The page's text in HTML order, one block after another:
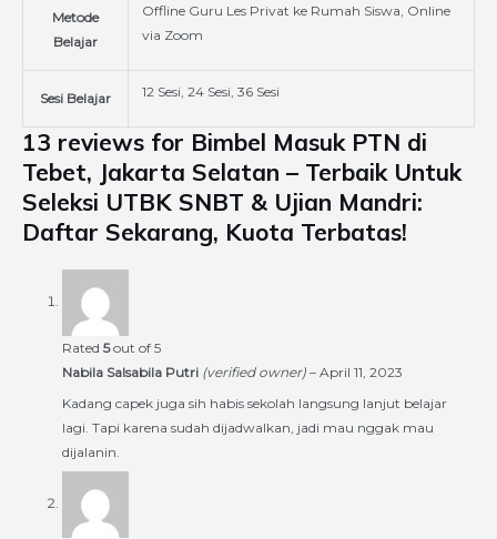
Metode
Belajar
Offline Guru Les Privat ke Rumah Siswa, Online
via Zoom
Sesi Belajar 12 Sesi, 24 Sesi, 36 Sesi
13 reviews for Bimbel Masuk PTN di
Tebet, Jakarta Selatan – Terbaik Untuk
Seleksi UTBK SNBT & Ujian Mandri:
Daftar Sekarang, Kuota Terbatas!
Rated 5out of 5
Nabila Salsabila Putri (verified owner) – April 11, 2023
Kadang capek juga sih habis sekolah langsung lanjut belajar
lagi. Tapi karena sudah dijadwalkan, jadi mau nggak mau
dijalanin.